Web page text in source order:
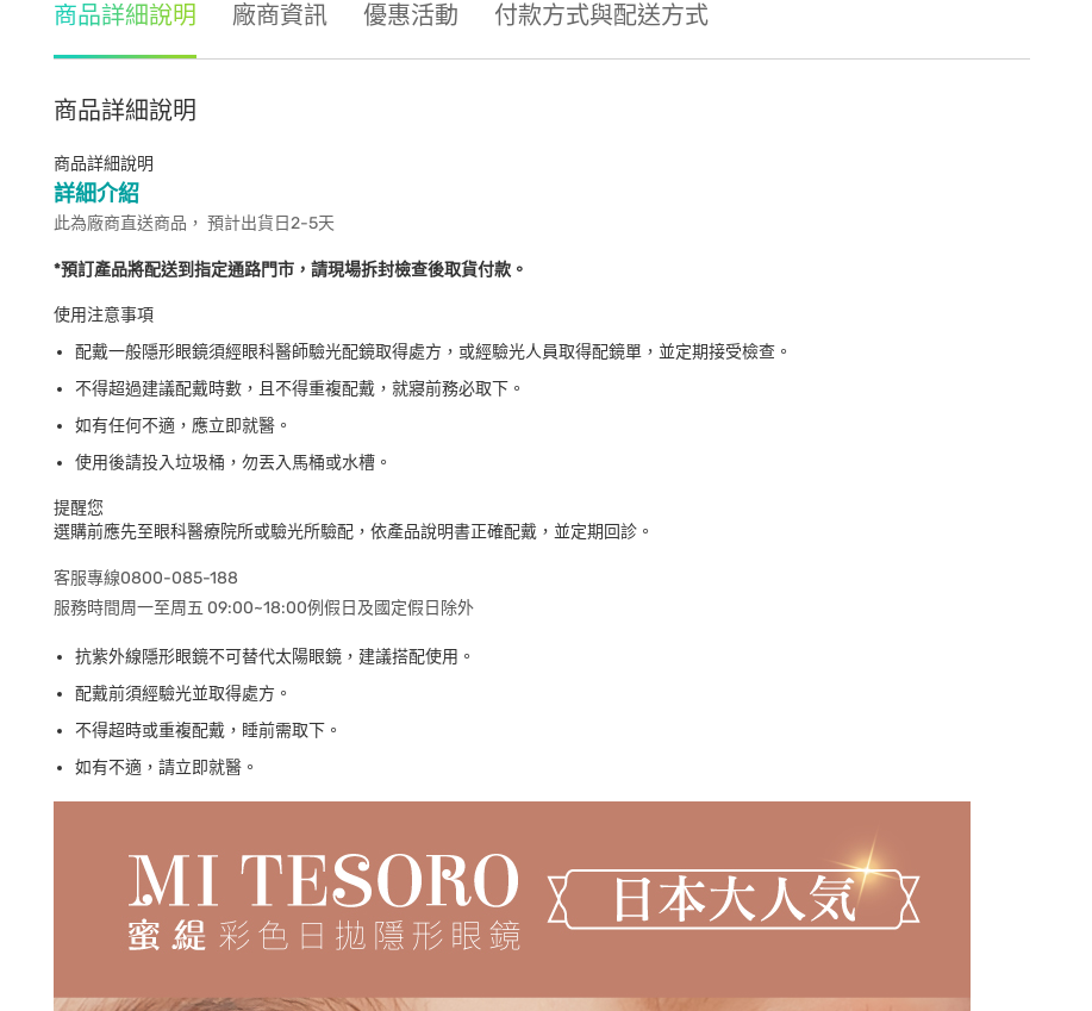
商品詳細說明 廠商資訊 優惠活動 付款方式與配送方式
商品詳細說明
商品詳細說明
詳細介紹
此為廠商直送商品， 預計出貨日2-5天
*預訂產品將配送到指定通路門市，請現場拆封檢查後取貨付款。
使用注意事項
配戴一般隱形眼鏡須經眼科醫師驗光配鏡取得處方，或經驗光人員取得配鏡單，並定期接受檢查。
不得超過建議配戴時數，且不得重複配戴，就寢前務必取下。
如有任何不適，應立即就醫。
使用後請投入垃圾桶，勿丟入馬桶或水槽。
提醒您
選購前應先至眼科醫療院所或驗光所驗配，依產品說明書正確配戴，並定期回診。
客服專線0800-085-188
服務時間周一至周五 09:00~18:00例假日及國定假日除外
抗紫外線隱形眼鏡不可替代太陽眼鏡，建議搭配使用。
配戴前須經驗光並取得處方。
不得超時或重複配戴，睡前需取下。
如有不適，請立即就醫。